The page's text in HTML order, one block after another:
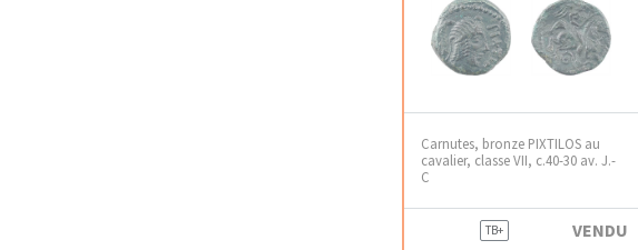
Carnutes, bronze PIXTILOS au
cavalier, classe VII, c.40-30 av. J.-
C
TB+ VENDU